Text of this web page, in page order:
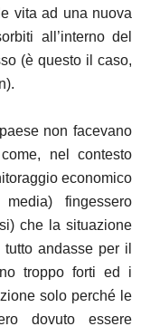
vita ad una nuova
all’interno del
(è questo il caso,
non facevano
nel contesto
economico
fingessero
che la situazione
andasse per il
troppo forti ed i
solo perché le
dovuto essere